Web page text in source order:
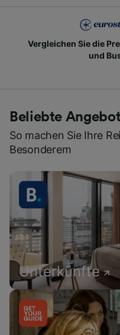
Vergleichen Sie die
und
Beliebte
So machen Sie Ihre
Besonderem
Unterkünfte